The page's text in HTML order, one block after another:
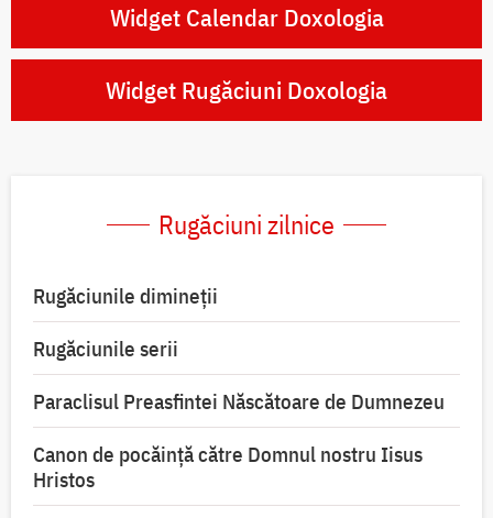
Widget Calendar Doxologia
Widget Rugăciuni Doxologia
Rugăciuni zilnice
Rugăciunile dimineții
Rugăciunile serii
Paraclisul Preasfintei Născătoare de Dumnezeu
Canon de pocăință către Domnul nostru Iisus
Hristos